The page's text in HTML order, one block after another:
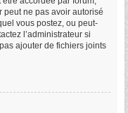
peut ne pas avoir autorisé
vous postez, ou peut-
l’administrateur si
ajouter de fichiers joints